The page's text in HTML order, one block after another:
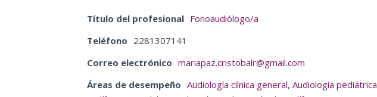
Título del profesional Fonoaudiólogo/a
Teléfono 2281307141
Correo electrónico mariapaz.cristobalr@gmail.com
Áreas de desempeño Audiología clínica general,Audiología pediátrica